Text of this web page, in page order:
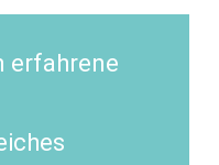
erfahrene